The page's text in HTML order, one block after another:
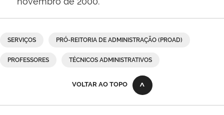
SERVIÇOS PRÓ-REITORIA DE ADMINISTRAÇÃO (PROAD)
PROFESSORES TÉCNICOS ADMINISTRATIVOS
VOLTAR AO TOPO